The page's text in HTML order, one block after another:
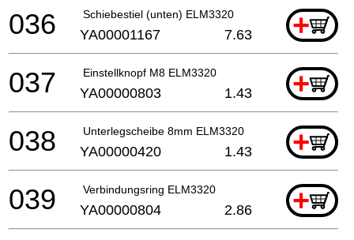
Schiebestiel (unten) ELM3320 +
036 YA00001167 7.63
Einstellknopf M8 ELM3320 +
037 YA00000803 1.43
Unterlegscheibe 8mm ELM3320 +
038 YA00000420 1.43
Verbindungsring ELM3320 +
039 YA00000804 2.86